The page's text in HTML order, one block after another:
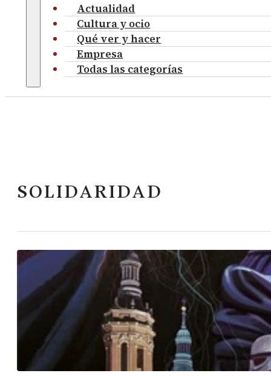
Actualidad
Cultura y ocio
Qué ver y hacer
Empresa
Todas las categorías
SOLIDARIDAD